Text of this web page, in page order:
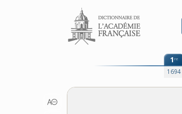
Aller au contenu
1re
1694